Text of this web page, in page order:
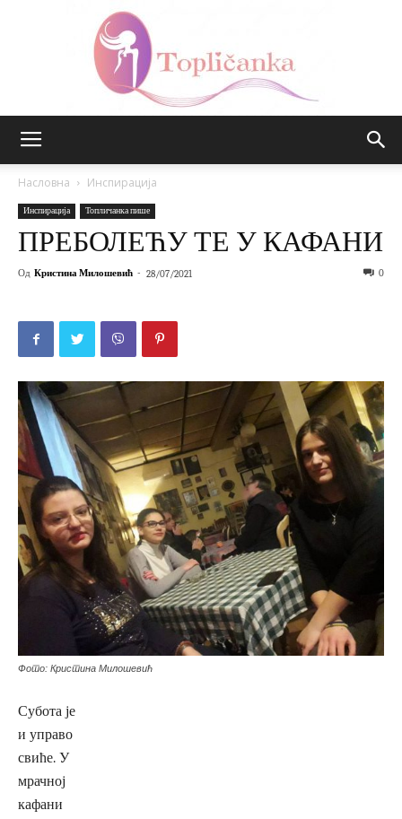
Насловна Инспирација
Инспирација Топличанка пише
ПРЕБОЛЕЋУ ТЕ У КАФАНИ
Од Кристина Милошевић - 28/07/2021 0
Фото: Кристина Милошевић
Субота је
и управо
свиће. У
мрачној
кафани